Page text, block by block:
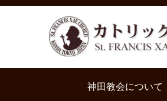
神田教会について